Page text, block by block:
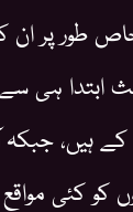
طور پر
ابتدا ہی سے
کروز 63 برس کے
کو کئی